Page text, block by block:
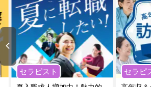
セラピスト セラピ